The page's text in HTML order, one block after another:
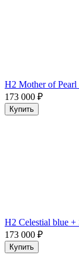
H2 Mother of
173 000 ₽
Купить
H2 Celestial blue
173 000 ₽
Купить